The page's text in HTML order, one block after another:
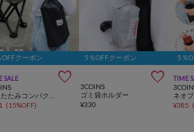
OFFクーポン
SALE 
(15%OFF)
5％OFFクーポン

3COINS
ゴミ袋ホルダー
¥330
5％
TIME
¥385